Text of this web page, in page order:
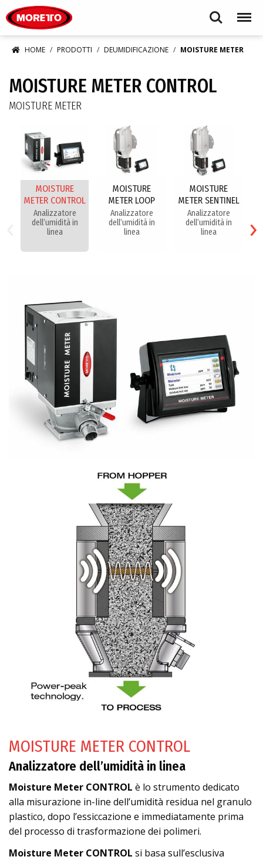
Search Menu
HOME PRODOTTI DEUMIDIFICAZIONE MOISTURE METER
MOISTURE METER CONTROL
MOISTURE METER
MOISTURE
METER CONTROL
Analizzatore
dell’umidità in
linea
MOISTURE
METER LOOP
Analizzatore
dell’umidità in
linea
MOISTURE
METER SENTINEL
Analizzatore
dell’umidità in
linea
›
MOISTURE METER CONTROL
Analizzatore dell’umidità in linea
Moisture Meter CONTROL è lo strumento dedicato
alla misurazione in-line dell’umidità residua nel granulo
plastico, dopo l’essiccazione e immediatamente prima
del processo di trasformazione dei polimeri.
Moisture Meter CONTROL si basa sull’esclusiva